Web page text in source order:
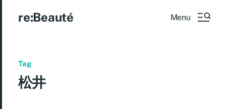
re:Beauté Menu
Tag
松井